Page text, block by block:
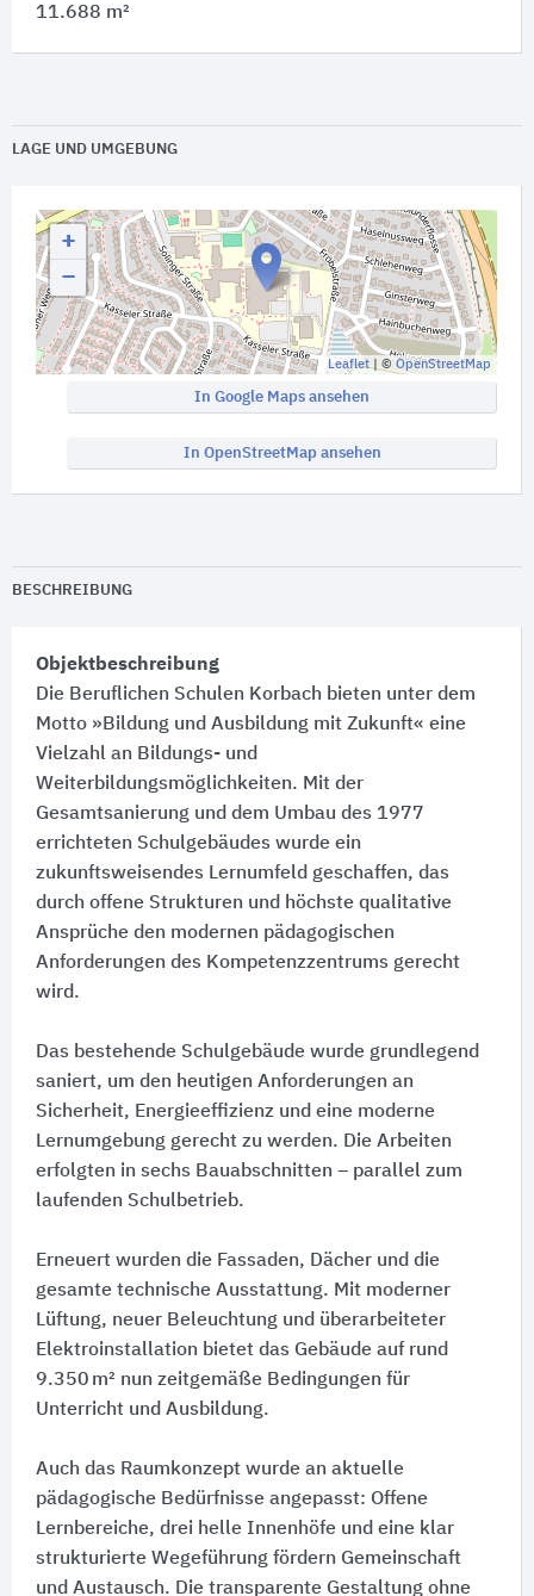
11.688 m²
LAGE UND UMGEBUNG
+
−
Leaflet | © OpenStreetMap
In Google Maps ansehen
In OpenStreetMap ansehen
BESCHREIBUNG
Objektbeschreibung
Die Beruflichen Schulen Korbach bieten unter dem
Motto »Bildung und Ausbildung mit Zukunft« eine
Vielzahl an Bildungs- und
Weiterbildungsmöglichkeiten. Mit der
Gesamtsanierung und dem Umbau des 1977
errichteten Schulgebäudes wurde ein
zukunftsweisendes Lernumfeld geschaffen, das
durch offene Strukturen und höchste qualitative
Ansprüche den modernen pädagogischen
Anforderungen des Kompetenzzentrums gerecht
wird.
Das bestehende Schulgebäude wurde grundlegend
saniert, um den heutigen Anforderungen an
Sicherheit, Energieeffizienz und eine moderne
Lernumgebung gerecht zu werden. Die Arbeiten
erfolgten in sechs Bauabschnitten – parallel zum
laufenden Schulbetrieb.
Erneuert wurden die Fassaden, Dächer und die
gesamte technische Ausstattung. Mit moderner
Lüftung, neuer Beleuchtung und überarbeiteter
Elektroinstallation bietet das Gebäude auf rund
9.350 m² nun zeitgemäße Bedingungen für
Unterricht und Ausbildung.
Auch das Raumkonzept wurde an aktuelle
pädagogische Bedürfnisse angepasst:​ Offene
Lernbereiche, drei helle Innenhöfe und eine klar
strukturierte Wegeführung fördern Gemeinschaft
und Austausch. Die transparente Gestaltung ohne